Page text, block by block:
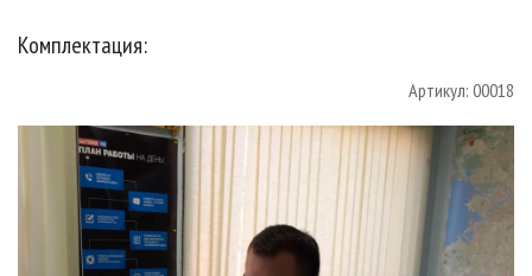
Комплектация:
Артикул: 00018